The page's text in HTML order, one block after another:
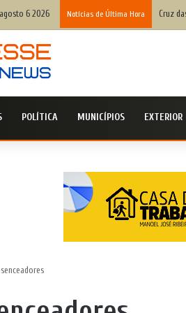
6 2026 Notícias de Última Hora Cruz
POLÍTICA MUNICÍPIOS EXTERIOR